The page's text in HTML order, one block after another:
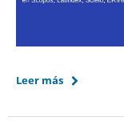
Leer más